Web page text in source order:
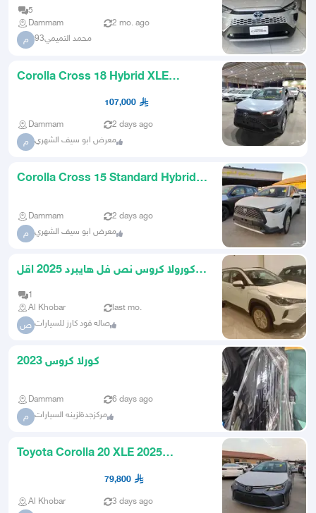
5
Dammam
2 mo. ago
م محمد التميمي93
Corolla Cross 18 Hybrid XLE
107,000
Dammam 2 days ago
م معرض ابو سيف الشهري
Corolla Cross 15 Standard Hybrid
Dammam 2 days ago
م معرض ابو سيف الشهري
كورولا كروس نص فل هايبرد 2025 اقل
1
Al Khobar
last mo.
ص صاله قود كارز للسيارات
كورلا كروس 2023
Dammam 6 days ago
م مركزجدةلزينه السيارات
Toyota Corolla 20 XLE 2025
Enhanced Special Offer 79800 Incl
79,800
Al Khobar
3 days ago